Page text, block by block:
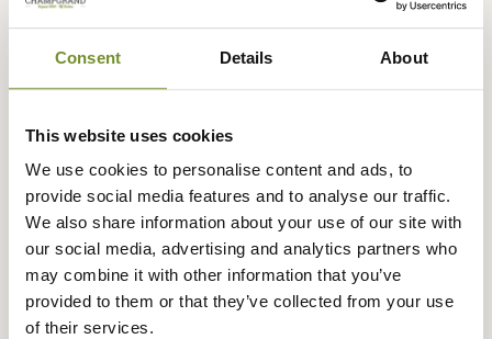
Consent Details About
This website uses cookies
We use cookies to personalise content and ads, to
provide social media features and to analyse our traffic.
We also share information about your use of our site with
our social media, advertising and analytics partners who
may combine it with other information that you’ve
provided to them or that they’ve collected from your use
of their services.
Pour une taille M
(à plat, non portée)la longueur dorsale est de
77cm.
Pour une taille L(à plat, non portée)
Pour une taille 2XL (à plat, non portée) la longueur dorsale
est de 80cm, la largeur d'épaule est de 49cm et la largeur
d'aisselle est de 65cm.
Pour une taille 3XL (à plat, non portée) la longueur dorsale
est de 81cm, la largeur d'épaule est de 51cm et la largeur
d'aisselle est de 70cm.